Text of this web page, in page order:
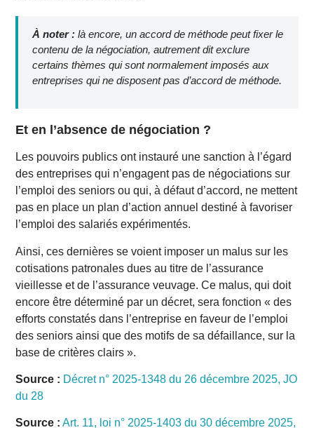
À noter : là encore, un accord de méthode peut fixer le
contenu de la négociation, autrement dit exclure
certains thèmes qui sont normalement imposés aux
entreprises qui ne disposent pas d’accord de méthode.
Et en l’absence de négociation ?
Les pouvoirs publics ont instauré une sanction à l’égard
des entreprises qui n’engagent pas de négociations sur
l’emploi des seniors ou qui, à défaut d’accord, ne mettent
pas en place un plan d’action annuel destiné à favoriser
l’emploi des salariés expérimentés.
Ainsi, ces dernières se voient imposer un malus sur les
cotisations patronales dues au titre de l’assurance
vieillesse et de l’assurance veuvage. Ce malus, qui doit
encore être déterminé par un décret, sera fonction « des
efforts constatés dans l’entreprise en faveur de l’emploi
des seniors ainsi que des motifs de sa défaillance, sur la
base de critères clairs ».
Source : Décret n° 2025-1348 du 26 décembre 2025, JO
du 28
Source : Art. 11, loi n° 2025-1403 du 30 décembre 2025,